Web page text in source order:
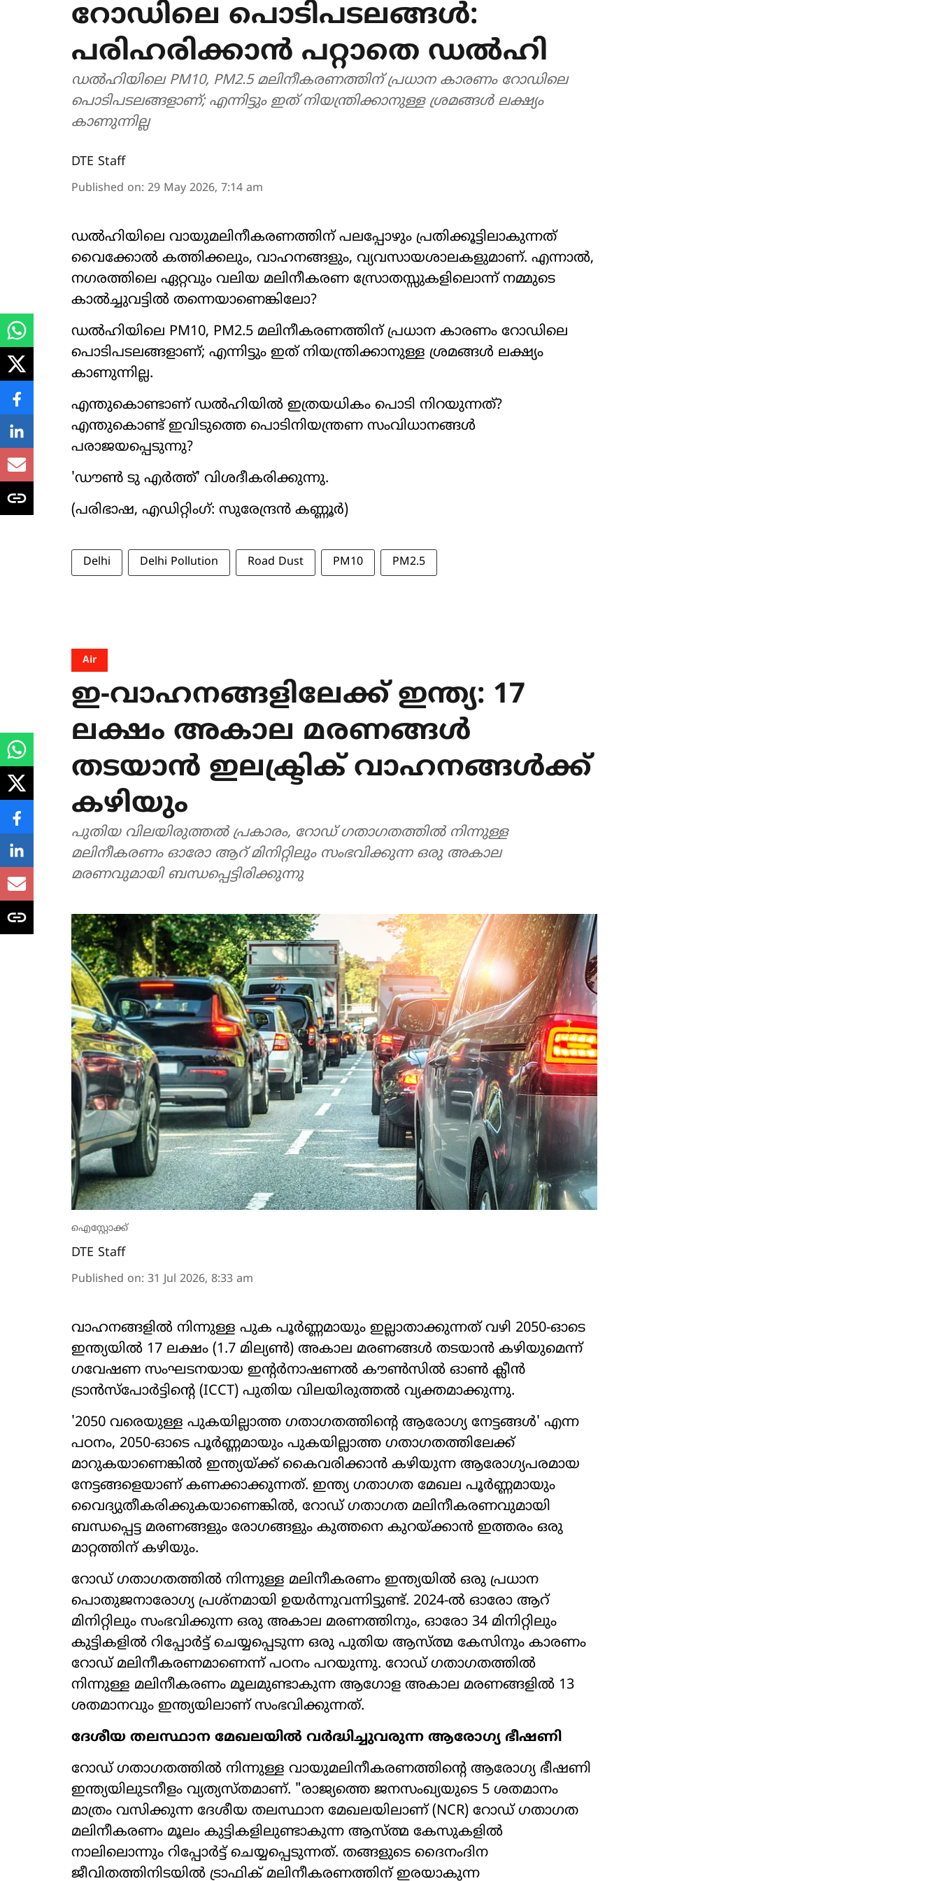
റോഡിലെ പൊടിപടലങ്ങൾ:
പരിഹരിക്കാൻ പറ്റാതെ ഡൽഹി
ഡൽഹിയിലെ PM10, PM2.5 മലിനീകരണത്തിന് പ്രധാന കാരണം റോഡിലെ
പൊടിപടലങ്ങളാണ്; എന്നിട്ടും ഇത് നിയന്ത്രിക്കാനുള്ള ശ്രമങ്ങൾ ലക്ഷ്യം
കാണുന്നില്ല
DTE Staff
Published on: 29 May 2026, 7:14 am
ഡൽഹിയിലെ വായുമലിനീകരണത്തിന് പലപ്പോഴും പ്രതിക്കൂട്ടിലാകുന്നത്
വൈക്കോൽ കത്തിക്കലും, വാഹനങ്ങളും, വ്യവസായശാലകളുമാണ്. എന്നാൽ,
നഗരത്തിലെ ഏറ്റവും വലിയ മലിനീകരണ സ്രോതസ്സുകളിലൊന്ന് നമ്മുടെ
കാൽച്ചുവട്ടിൽ തന്നെയാണെങ്കിലോ?
ഡൽഹിയിലെ PM10, PM2.5 മലിനീകരണത്തിന് പ്രധാന കാരണം റോഡിലെ
പൊടിപടലങ്ങളാണ്; എന്നിട്ടും ഇത് നിയന്ത്രിക്കാനുള്ള ശ്രമങ്ങൾ ലക്ഷ്യം
കാണുന്നില്ല.
എന്തുകൊണ്ടാണ് ഡൽഹിയിൽ ഇത്രയധികം പൊടി നിറയുന്നത്?
എന്തുകൊണ്ട് ഇവിടുത്തെ പൊടിനിയന്ത്രണ സംവിധാനങ്ങൾ
പരാജയപ്പെടുന്നു?
'ഡൗൺ ടു എർത്ത്' വിശദീകരിക്കുന്നു.
(പരിഭാഷ, എഡിറ്റിംഗ്: സുരേന്ദ്രൻ കണ്ണൂർ)
Delhi Delhi Pollution Road Dust PM10 PM2.5
Air
ഇ-വാഹനങ്ങളിലേക്ക് ഇന്ത്യ: 17
ലക്ഷം അകാല മരണങ്ങൾ
തടയാൻ ഇലക്ട്രിക് വാഹനങ്ങൾക്ക്
കഴിയും
പുതിയ വിലയിരുത്തൽ പ്രകാരം, റോഡ് ഗതാഗതത്തിൽ നിന്നുള്ള
മലിനീകരണം ഓരോ ആറ് മിനിറ്റിലും സംഭവിക്കുന്ന ഒരു അകാല
മരണവുമായി ബന്ധപ്പെട്ടിരിക്കുന്നു
ഐസ്റ്റോക്ക്
DTE Staff
Published on: 31 Jul 2026, 8:33 am
വാഹനങ്ങളിൽ നിന്നുള്ള പുക പൂർണ്ണമായും ഇല്ലാതാക്കുന്നത് വഴി 2050-ഓടെ
ഇന്ത്യയിൽ 17 ലക്ഷം (1.7 മില്യൺ) അകാല മരണങ്ങൾ തടയാൻ കഴിയുമെന്ന്
ഗവേഷണ സംഘടനയായ ഇന്റർനാഷണൽ കൗൺസിൽ ഓൺ ക്ലീൻ
ട്രാൻസ്‌പോർട്ടിന്റെ (ICCT) പുതിയ വിലയിരുത്തൽ വ്യക്തമാക്കുന്നു.
'2050 വരെയുള്ള പുകയില്ലാത്ത ഗതാഗതത്തിന്റെ ആരോഗ്യ നേട്ടങ്ങൾ' എന്ന
പഠനം, 2050-ഓടെ പൂർണ്ണമായും പുകയില്ലാത്ത ഗതാഗതത്തിലേക്ക്
മാറുകയാണെങ്കിൽ ഇന്ത്യയ്ക്ക് കൈവരിക്കാൻ കഴിയുന്ന ആരോഗ്യപരമായ
നേട്ടങ്ങളെയാണ് കണക്കാക്കുന്നത്. ഇന്ത്യ ഗതാഗത മേഖല പൂർണ്ണമായും
വൈദ്യുതീകരിക്കുകയാണെങ്കിൽ, റോഡ് ഗതാഗത മലിനീകരണവുമായി
ബന്ധപ്പെട്ട മരണങ്ങളും രോഗങ്ങളും കുത്തനെ കുറയ്ക്കാൻ ഇത്തരം ഒരു
മാറ്റത്തിന് കഴിയും.
റോഡ് ഗതാഗതത്തിൽ നിന്നുള്ള മലിനീകരണം ഇന്ത്യയിൽ ഒരു പ്രധാന
പൊതുജനാരോഗ്യ പ്രശ്നമായി ഉയർന്നുവന്നിട്ടുണ്ട്. 2024-ൽ ഓരോ ആറ്
മിനിറ്റിലും സംഭവിക്കുന്ന ഒരു അകാല മരണത്തിനും, ഓരോ 34 മിനിറ്റിലും
കുട്ടികളിൽ റിപ്പോർട്ട് ചെയ്യപ്പെടുന്ന ഒരു പുതിയ ആസ്ത്മ കേസിനും കാരണം
റോഡ് മലിനീകരണമാണെന്ന് പഠനം പറയുന്നു. റോഡ് ഗതാഗതത്തിൽ
നിന്നുള്ള മലിനീകരണം മൂലമുണ്ടാകുന്ന ആഗോള അകാല മരണങ്ങളിൽ 13
ശതമാനവും ഇന്ത്യയിലാണ് സംഭവിക്കുന്നത്.
ദേശീയ തലസ്ഥാന മേഖലയിൽ വർദ്ധിച്ചുവരുന്ന ആരോഗ്യ ഭീഷണി
റോഡ് ഗതാഗതത്തിൽ നിന്നുള്ള വായുമലിനീകരണത്തിന്റെ ആരോഗ്യ ഭീഷണി
ഇന്ത്യയിലുടനീളം വ്യത്യസ്തമാണ്. "രാജ്യത്തെ ജനസംഖ്യയുടെ 5 ശതമാനം
മാത്രം വസിക്കുന്ന ദേശീയ തലസ്ഥാന മേഖലയിലാണ് (NCR) റോഡ് ഗതാഗത
മലിനീകരണം മൂലം കുട്ടികളിലുണ്ടാകുന്ന ആസ്ത്മ കേസുകളിൽ
നാലിലൊന്നും റിപ്പോർട്ട് ചെയ്യപ്പെടുന്നത്. തങ്ങളുടെ ദൈനംദിന
ജീവിതത്തിനിടയിൽ ട്രാഫിക് മലിനീകരണത്തിന് ഇരയാകുന്ന